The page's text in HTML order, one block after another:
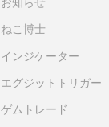
お知らせ
ねこ博士
インジケーター
エグジットトリガー
ゲムトレード